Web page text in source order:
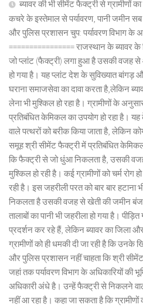
ब्यावर की भी सीमेंट फैक्ट्री से ग्रामीणों
कचरे के इस्तेमाल से पर्यावरण, पानी जमीन सब
और पुलिस प्रशासन चुप: पर्यावरण विभाग के
================ राजस्थान के ब्यावर
जो प्लांट (फैक्ट्री) लगा हुआ है उसकी वजह से
हो गया है। यह प्लांट देश के सुविख्यात बांगड़
घराना समाजसेवा का दावा करता है,लेकिन
लेना भी मुश्किल हो रहा है। ग्रामीणों के
प्रतिबंधित केमिकल का उपयोग हो रहा है।
वाले पत्थरों को बरीक किया जाता है, लेकिन
समूह श्री सीमेंट फैक्ट्री में प्रतिबंधित
कि फैक्ट्री से जो धुंआ निकलता है, उसकी
मुश्किल हो रही है। कई ग्रामीणों को चर्म रोग
रही है। इस जहरीली परत को बार बार
निकलता है उसकी वजह से खेती की जमीन
तालाबों का पानी भी जहरीला हो गया है।
प्रदर्शन कर रहे हैं, लेकिन ब्यावर का जिला
ग्रामीणों को ही धमकी दी जा रही है कि
और पुलिस प्रशासन नहीं चाहता कि श्री
जहां तक पर्यावरण विभाग के अधिकारियों की
अधिकारी अंधे है। उन्हें फैक्ट्री से निकलने
नहीं आ रहा है। कहा जा सकता है कि ग्रामीणों